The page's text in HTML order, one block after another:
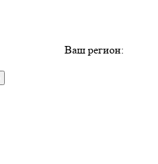
Ваш регион: